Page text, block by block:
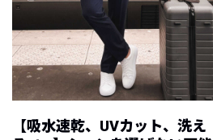
【吸水速乾、UVカット、洗え